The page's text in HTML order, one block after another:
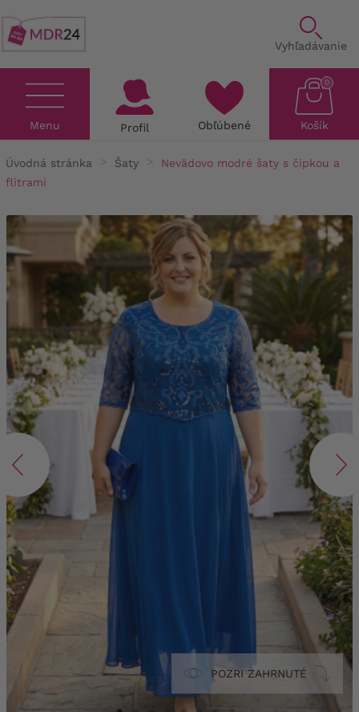
Vyhľadávanie
Menu Profil Obľúbené Košík
0
Úvodná stránka Šaty
Nevädovo modré šaty s čipkou a
flitrami
POZRI ZAHRNUTÉ